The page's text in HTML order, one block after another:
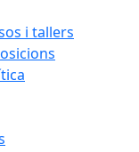
i tallers